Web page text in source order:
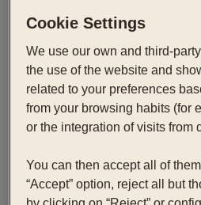
Comfort Atrium
Наши самые тихие номера с
эстетикой, выходящие во
отеля. Сбалансированное и
пространство, где можно
Cookie Settings
We use our own and third-
the use of the website and
related to your preferences
from your browsing habits (for
or the integration of visits from
You can then accept all of
“Accept” option, reject all but